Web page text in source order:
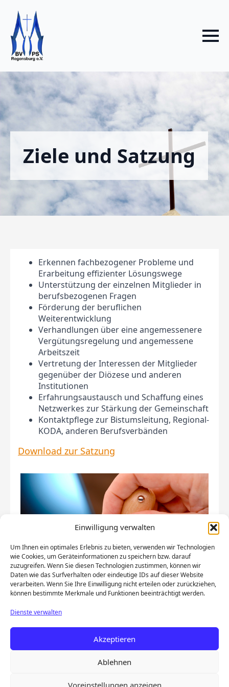
Einwilligung verwalten
Um Ihnen ein optimales Erlebnis zu bieten, verwenden wir Technologien
wie Cookies, um Geräteinformationen zu speichern bzw. darauf
zuzugreifen. Wenn Sie diesen Technologien zustimmen, können wir
Daten wie das Surfverhalten oder eindeutige IDs auf dieser Website
verarbeiten. Wenn Sie Ihre Einwilligung nicht erteilen oder zurückziehen,
können bestimmte Merkmale und Funktionen beeinträchtigt werden.
Dienste verwalten
Akzeptieren
Ablehnen
Voreinstellungen anzeigen
Ziele und Satzung
Erkennen fachbezogener Probleme und
Erarbeitung effizienter Lösungswege
Unterstützung der einzelnen Mitglieder in
berufsbezogenen Fragen
Förderung der beruflichen
Weiterentwicklung
Verhandlungen über eine angemessenere
Vergütungsregelung und angemessene
Arbeitszeit
Vertretung der Interessen der Mitglieder
gegenüber der Diözese und anderen
Institutionen
Erfahrungsaustausch und Schaffung eines
Netzwerkes zur Stärkung der Gemeinschaft
Kontaktpflege zur Bistumsleitung, Regional-
KODA, anderen Berufsverbänden
Download zur Satzung
Berufsverband der